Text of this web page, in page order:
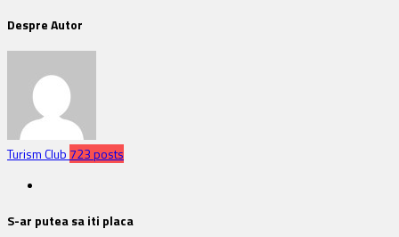
Despre Autor
Turism Club 723 posts
S-ar putea sa iti placa